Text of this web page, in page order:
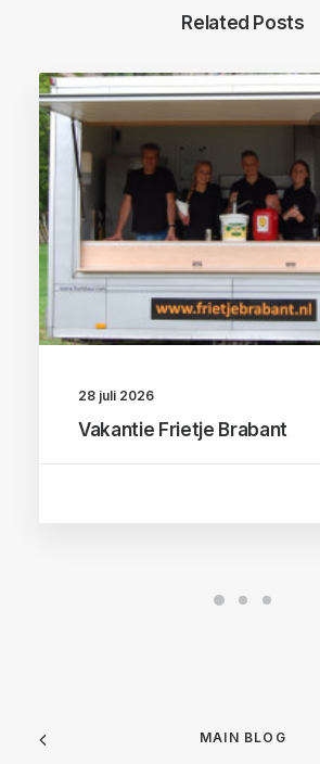
Related Posts
28 juli 2026
Vakantie Frietje Brabant
MAIN BLOG